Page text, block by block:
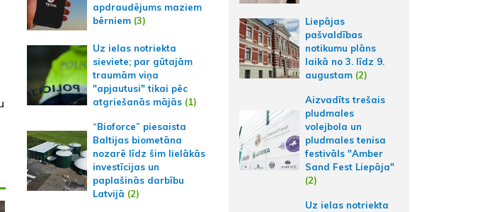
apdraudējums maziem
bērniem(3)
Uz ielas notriekta
sieviete; par gūtajām
traumām viņa
"apjautusi" tikai pēc
atgriešanās mājās(1)
“Bioforce” piesaista
Baltijas biometāna
nozarē līdz šim lielākās
investīcijas un
paplašinās darbību
Latvijā (2)
Liepājas
pašvaldības
notikumu plāns
laikā no 3. līdz 9.
augustam (2)
Aizvadīts trešais
pludmales
volejbola un
pludmales tenisa
festivāls "Amber
Sand Fest Liepāja"
(2)
Uz ielas notriekta